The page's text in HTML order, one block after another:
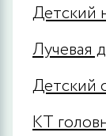
Детский
Лучевая
Детский
КТ